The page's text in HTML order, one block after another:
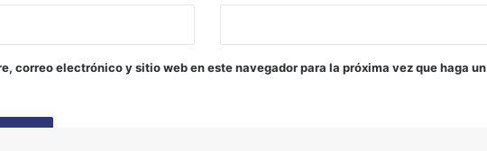
correo electrónico y sitio web en este navegador para la próxima vez que haga un